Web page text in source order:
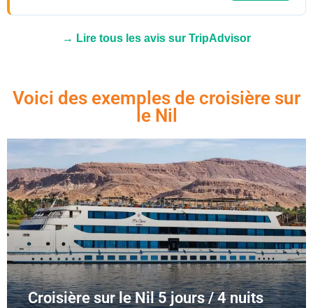
→ Lire tous les avis sur TripAdvisor
Voici des exemples de croisière sur
le Nil
Croisière sur le Nil 5 jours / 4 nuits